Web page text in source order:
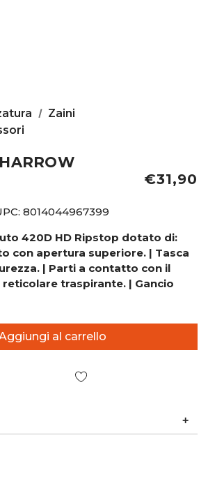
Zaini
€31,90
8014044967399
420D HD Ripstop dotato di:
con apertura superiore. | Tasca
| Parti a contatto con il
traspirante. | Gancio